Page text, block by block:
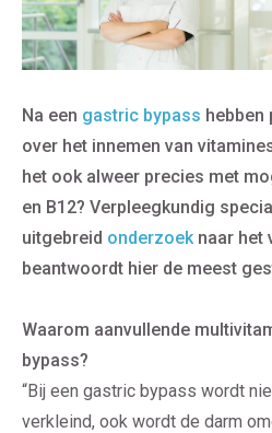
Na een gastric bypass hebben
over het innemen van
het ook alweer precies met
en B12? Verpleegkundig
uitgebreid onderzoeknaar het
beantwoordt hier de meest
Waarom aanvullende
bypass?
“Bij een gastric bypass wordt
verkleind, ook wordt de darm